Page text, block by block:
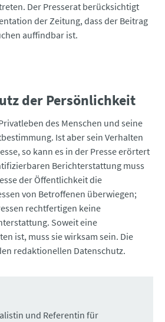
Der Presserat berücksichtigt
der Zeitung, dass der Beitrag
auffindbar ist.
der Persönlichkeit
des Menschen und seine
Ist aber sein Verhalten
so kann es in der Presse erörtert
Berichterstattung muss
der Öffentlichkeit die
von Betroffenen überwiegen;
rechtfertigen keine
Soweit eine
ist, muss sie wirksam sein. Die
redaktionellen Datenschutz.
und Referentin für